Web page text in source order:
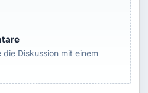
Diskussion mit einem